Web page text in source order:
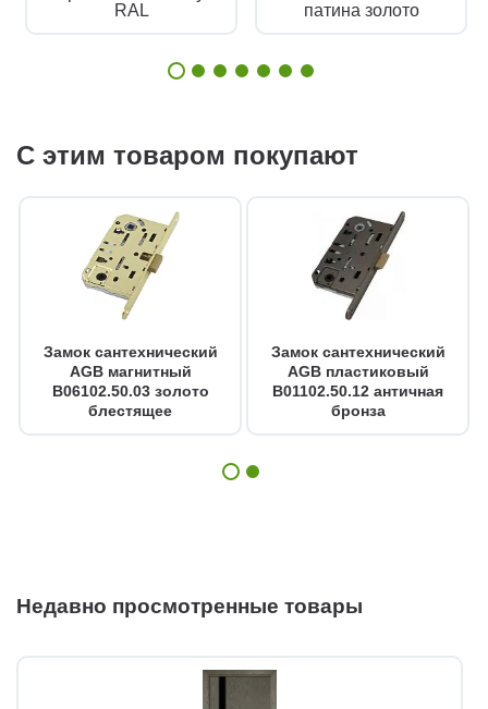
RAL
патина золото
С этим товаром покупают
Замок сантехнический
AGB магнитный
B06102.50.03 золото
блестящее
Замок сантехнический
AGB пластиковый
B01102.50.12 античная
бронза
Недавно просмотренные товары